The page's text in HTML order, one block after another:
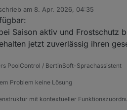
am 8. Apr. 2026, 04:35
editiert von
Saison aktiv und Frostschutz
jetzt zuverlässig ihren
PoolControl / BertinSoft-Sprachassistent
Problem keine Lösung
mit kontextueller